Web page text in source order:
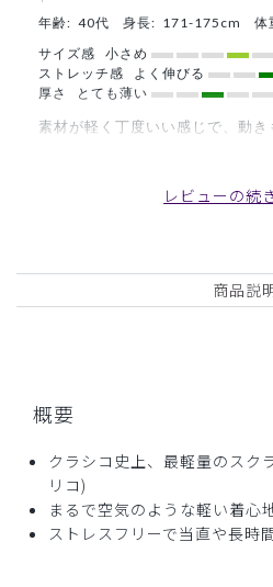
年齢: 40代 身長: 171-175cm 体
サイズ感
小さめ
ストレッチ感
よく伸びる
厚さ
とても薄い
素材が軽く丁度いい感じで、動き
年齢:
肌触りとか伸縮性はとても良い
せずに失敗したかなと思ってい
ったのですね。トイレに行く時
はそのくらいです。
レビューの続
商品説
概要
クラシコ史上、最軽量のスク
リコ)
まるで空気のような軽い着心
ストレスフリーで当直や長時